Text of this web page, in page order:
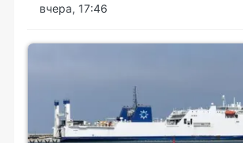
вчера, 17:46